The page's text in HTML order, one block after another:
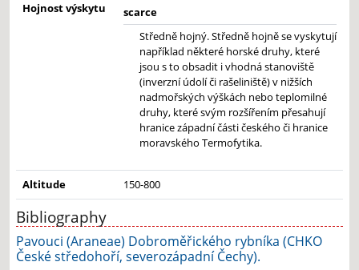
Hojnost výskytu
scarce
Středně hojný. Středně hojně se vyskytují
například některé horské druhy, které
jsou s to obsadit i vhodná stanoviště
(inverzní údolí či rašeliniště) v nižších
nadmořských výškách nebo teplomilné
druhy, které svým rozšířením přesahují
hranice západní části českého či hranice
moravského Termofytika.
Altitude 150-800
Bibliography
Pavouci (Araneae) Dobroměřického rybníka (CHKO
České středohoří, severozápadní Čechy).